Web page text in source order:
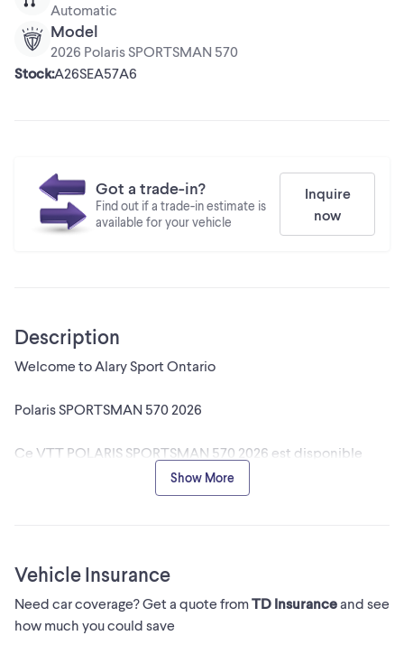
Automatic
Model
2026 Polaris SPORTSMAN 570
Stock:A26SEA57A6
Got a trade-in?
Find out if a trade-in estimate is
available for your vehicle
Inquire
now
Description
Welcome to Alary Sport Ontario
Polaris SPORTSMAN 570 2026
Ce VTT POLARIS SPORTSMAN 570 2026 est disponible
DÈS MAINTENANT! Contactez-nous au 450-420-
2707. PDSF: 9,699$ FRAIS DE TRANSPORT, PRÉPARATION
nous ou visitez-nous pour obtenir la meilleure offre.
Nouveauté : Polaris SPORTSMAN 570 2026 en superbe
Show More
Vehicle Insurance
Need car coverage? Get a quote fromTD Insuranceand see
how much you could save